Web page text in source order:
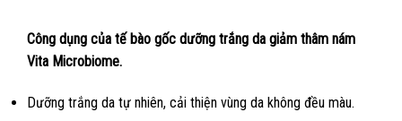
Công dụng của tế bào gốc dưỡng trắng da giảm thâm nám
Vita Microbiome.
Dưỡng trắng da tự nhiên, cải thiện vùng da không đều màu.